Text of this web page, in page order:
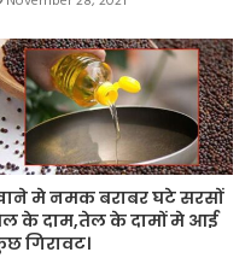
मे नमक बराबर घटे सरसों
के दाम,तेल के दामों मे आई
गिरावट।